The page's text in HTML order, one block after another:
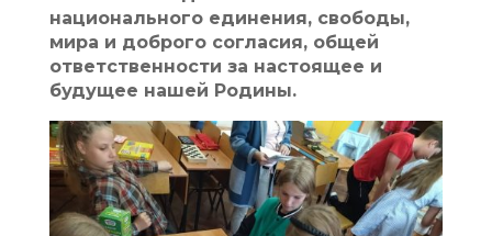
национального единения, свободы,
мира и доброго согласия, общей
ответственности за настоящее и
будущее нашей Родины.